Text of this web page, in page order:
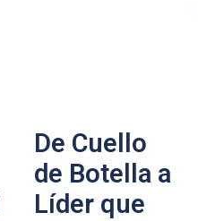
De Cuello
de Botella a
Líder que